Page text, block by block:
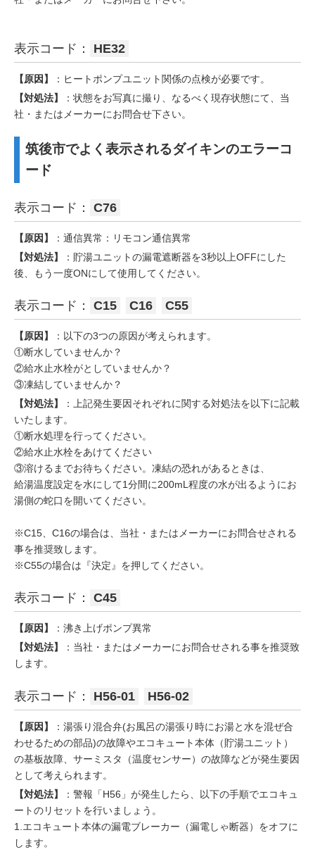
表示コード： HE32
【原因】
：ヒートポンプユニット関係の点検が必要です。
【対処法】
：状態をお写真に撮り、なるべく現存状態にて、当
社・またはメーカーにお問合せ下さい。
筑後市でよく表示されるダイキンのエラーコ
ード
表示コード： C76
【原因】
：通信異常：リモコン通信異常
【対処法】
：貯湯ユニットの漏電遮断器を3秒以上OFFにした
後、もう一度ONにして使用してください。
表示コード： C15 C16 C55
【原因】
：以下の3つの原因が考えられます。
①断水していませんか？
②給水止水栓がとしていませんか？
③凍結していませんか？
【対処法】
：上記発生要因それぞれに関する対処法を以下に記載
いたします。
①断水処理を行ってください。
②給水止水栓をあけてください
③溶けるまでお待ちください。凍結の恐れがあるときは、
給湯温度設定を水にして1分間に200mL程度の水が出るようにお
湯側の蛇口を開いてください。
※C15、C16の場合は、当社・またはメーカーにお問合せされる
事を推奨致します。
※C55の場合は『決定』を押してください。
表示コード： C45
【原因】
：沸き上げポンプ異常
【対処法】
：当社・またはメーカーにお問合せされる事を推奨致
します。
表示コード： H56-01 H56-02
【原因】
：湯張り混合弁(お風呂の湯張り時にお湯と水を混ぜ合
わせるための部品)の故障やエコキュート本体（貯湯ユニット）
の基板故障、サーミスタ（温度センサー）の故障などが発生要因
として考えられます。
【対処法】
：警報「H56」が発生したら、以下の手順でエコキュ
ートのリセットを行いましょう。
1.エコキュート本体の漏電ブレーカー（漏電しゃ断器）をオフに
します。